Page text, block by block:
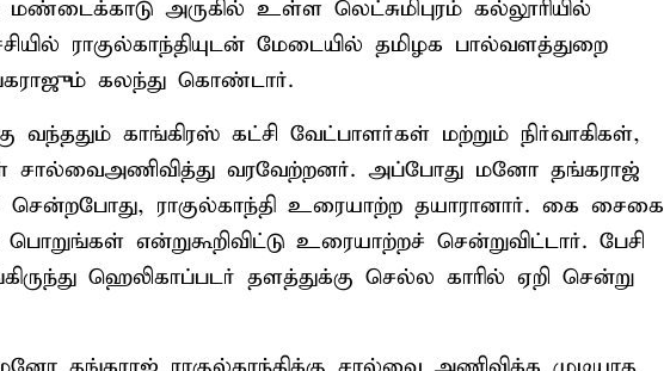
மண்டைக்காடு அருகில் உள்ள லெட்சுமிபுரம் கல்லூரியில்
ராகுல்காந்தியுடன் மேடையில் தமிழக பால்வளத்துறை
கலந்து கொண்டார்.
வந்ததும் காங்கிரஸ் கட்சி வேட்பாளர்கள் மற்றும் நிர்வாகிகள்,
சால்வைஅணிவித்து வரவேற்றனர். அப்போது மனோ தங்கராஜ்
ராகுல்காந்தி உரையாற்ற தயாரானார். கை சைகை
என்றுகூறிவிட்டு உரையாற்றச் சென்றுவிட்டார். பேசி
ஹெலிகாப்படர் தளத்துக்கு செல்ல காரில் ஏறி சென்று